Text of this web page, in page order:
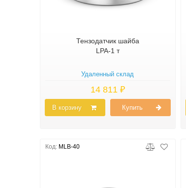
Тензодатчик шайба
LPA-1 т
Удаленный склад
14 811 ₽
В корзину Купить
Код: MLB-40